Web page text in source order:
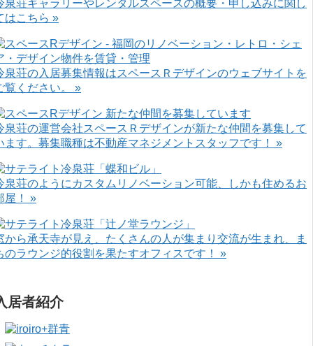
泉荘ギャラリーやレンタルスペースの概要・申し込みに関し
はこちら »
泉荘の入居募集情報はスペースＲデザインのウェブサイトを
覧ください。 »
泉荘の運営会社スペースＲデザインが新たな仲間を募集して
ます。募集職種は不動産マネジメントスタッフです！ »
泉荘のようにカスタムリノベーション可能、しかも住めるお
屋！ »
から承天寺が見え、たくさんの人が集まり交流が生まれ、ま
のラウンジ的役割を果たすオフィスです！ »
居者紹介